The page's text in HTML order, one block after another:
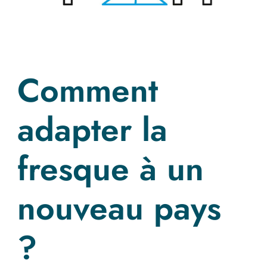
Comment
adapter la
fresque à un
nouveau pays
?